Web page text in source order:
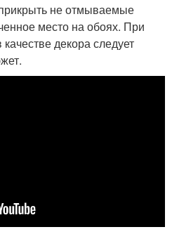
не отмываемые
место на обоях. При
декора следует